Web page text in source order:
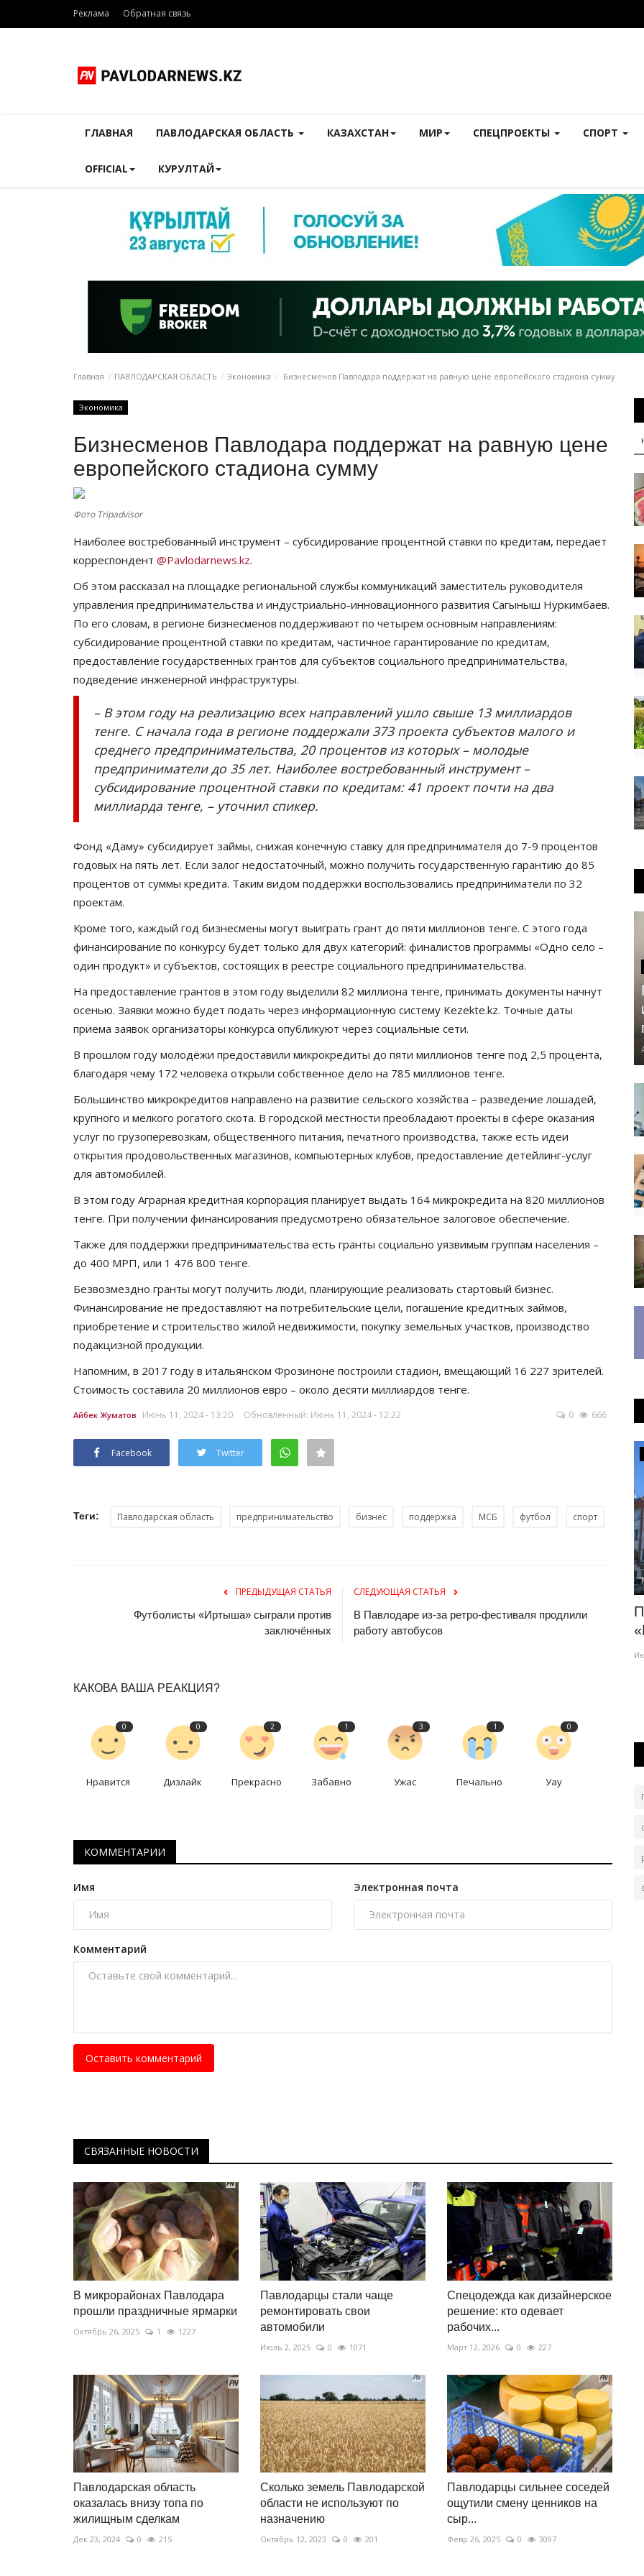
Реклама Обратная связь
ГЛАВНАЯ ПАВЛОДАРСКАЯ ОБЛАСТЬ КАЗАХСТАН МИР СПЕЦПРОЕКТЫ СПОРТ
OFFICIAL КУРУЛТАЙ
Главная ПАВЛОДАРСКАЯ ОБЛАСТЬ Экономика Бизнесменов Павлодара поддержат на равную цене европейского стадиона сумму
Экономика
Бизнесменов Павлодара поддержат на равную цене
европейского стадиона сумму
Фото Tripadvisor
Наиболее востребованный инструмент – субсидирование процентной ставки по кредитам, передает
корреспондент @Pavlodarnews.kz.
Об этом рассказал на площадке региональной службы коммуникаций заместитель руководителя
управления предпринимательства и индустриально-инновационного развития Сагыныш Нуркимбаев.
По его словам, в регионе бизнесменов поддерживают по четырем основным направлениям:
субсидирование процентной ставки по кредитам, частичное гарантирование по кредитам,
предоставление государственных грантов для субъектов социального предпринимательства,
подведение инженерной инфраструктуры.
– В этом году на реализацию всех направлений ушло свыше 13 миллиардов
тенге. С начала года в регионе поддержали 373 проекта субъектов малого и
среднего предпринимательства, 20 процентов из которых – молодые
предприниматели до 35 лет. Наиболее востребованный инструмент –
субсидирование процентной ставки по кредитам: 41 проект почти на два
миллиарда тенге, – уточнил спикер.
Фонд «Даму» субсидирует займы, снижая конечную ставку для предпринимателя до 7-9 процентов
годовых на пять лет. Если залог недостаточный, можно получить государственную гарантию до 85
процентов от суммы кредита. Таким видом поддержки воспользовались предприниматели по 32
проектам.
Кроме того, каждый год бизнесмены могут выиграть грант до пяти миллионов тенге. С этого года
финансирование по конкурсу будет только для двух категорий: финалистов программы «Одно село –
один продукт» и субъектов, состоящих в реестре социального предпринимательства.
На предоставление грантов в этом году выделили 82 миллиона тенге, принимать документы начнут
осенью. Заявки можно будет подать через информационную систему Kezekte.kz. Точные даты
приема заявок организаторы конкурса опубликуют через социальные сети.
В прошлом году молодёжи предоставили микрокредиты до пяти миллионов тенге под 2,5 процента,
благодаря чему 172 человека открыли собственное дело на 785 миллионов тенге.
Большинство микрокредитов направлено на развитие сельского хозяйства – разведение лошадей,
крупного и мелкого рогатого скота. В городской местности преобладают проекты в сфере оказания
услуг по грузоперевозкам, общественного питания, печатного производства, также есть идеи
открытия продовольственных магазинов, компьютерных клубов, предоставление детейлинг-услуг
для автомобилей.
В этом году Аграрная кредитная корпорация планирует выдать 164 микрокредита на 820 миллионов
тенге. При получении финансирования предусмотрено обязательное залоговое обеспечение.
Также для поддержки предпринимательства есть гранты социально уязвимым группам населения –
до 400 МРП, или 1 476 800 тенге.
Безвозмездно гранты могут получить люди, планирующие реализовать стартовый бизнес.
Финансирование не предоставляют на потребительские цели, погашение кредитных займов,
приобретение и строительство жилой недвижимости, покупку земельных участков, производство
подакцизной продукции.
Напомним, в 2017 году в итальянском Фрозиноне построили стадион, вмещающий 16 227 зрителей.
Стоимость составила 20 миллионов евро – около десяти миллиардов тенге.
Айбек Жуматов Июнь 11, 2024 - 13:20 Обновленный: Июнь 11, 2024 - 12:22 0 666
Facebook Twitter
Теги: Павлодарская область предпринимательство бизнес поддержка МСБ футбол спорт
ПРЕДЫДУЩАЯ СТАТЬЯ
Футболисты «Иртыша» сыграли против
заключённых
СЛЕДУЮЩАЯ СТАТЬЯ
В Павлодаре из-за ретро-фестиваля продлили
работу автобусов
КАКОВА ВАША РЕАКЦИЯ?
0
Нравится
0
Дизлайк
2
Прекрасно
1
Забавно
3
Ужас
1
Печально
0
Уау
КОММЕНТАРИИ
Имя Электронная почта
Комментарий
Оставить комментарий
СВЯЗАННЫЕ НОВОСТИ
В микрорайонах Павлодара
прошли праздничные ярмарки
Октябрь 26, 2025 1 1227
Павлодарцы стали чаще
ремонтировать свои
автомобили
Июль 2, 2025 0 1071
Спецодежда как дизайнерское
решение: кто одевает
рабочих...
Март 12, 2026 0 227
Павлодарская область
оказалась внизу топа по
жилищным сделкам
Дек 23, 2024 0 215
Сколько земель Павлодарской
области не используют по
назначению
Октябрь 12, 2023 0 201
Павлодарцы сильнее соседей
ощутили смену ценников на
сыр...
Февр 26, 2025 0 3097
СПЕЦПРОЕКТЫ
Когда казахстанские ученые создадут
получения термоядерной энергии.
ФК «Иртыш» продолжил кадровую
ротацию перед матчем с «Улытау»